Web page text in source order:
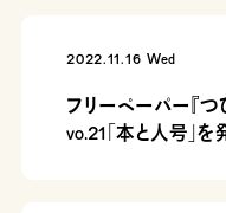
2022.11.16 Wed
フリーペーパー『つ
vo.21「本と人号」